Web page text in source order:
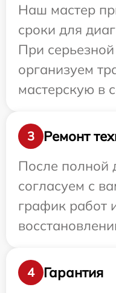
Наш мастер
сроки для
При
организуем
мастерскую в
3
Ремонт
После полной
согласуем с
график работ
4
Гарантия